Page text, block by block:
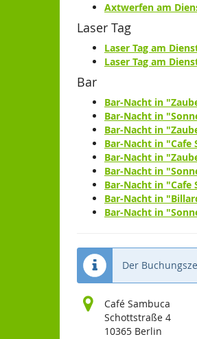
Axtwerfen am
Laser Tag
Laser Tag am
Laser Tag am
Bar
Bar-Nacht in
Bar-Nacht in
Bar-Nacht in
Bar-Nacht in "Cafe
Bar-Nacht in
Bar-Nacht in
Bar-Nacht in "Cafe
Bar-Nacht in
Bar-Nacht in
Der
Café Sambuca
Schottstraße 4
10365 Berlin